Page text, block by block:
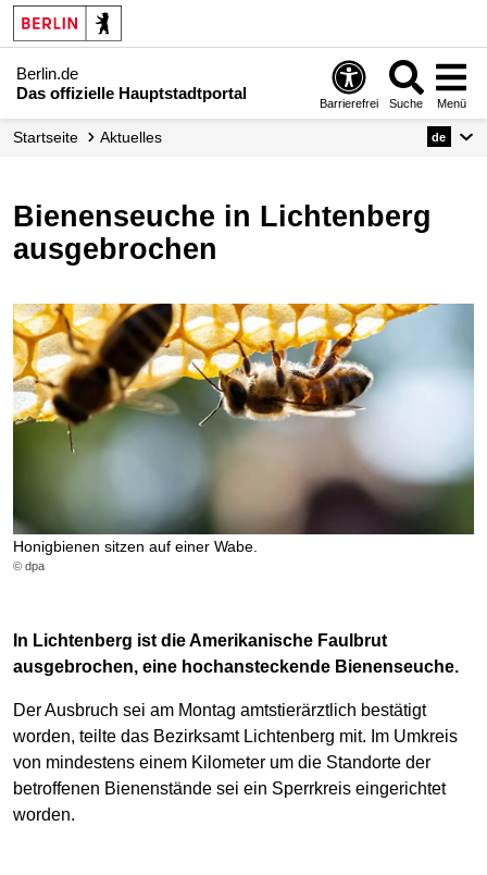
Berlin.de
Das offizielle Hauptstadtportal
Barrierefrei Suche Menü
Startseite Aktuelles de
Bienenseuche in Lichtenberg
ausgebrochen
Honigbienen sitzen auf einer Wabe.
© dpa
In Lichtenberg ist die Amerikanische Faulbrut
ausgebrochen, eine hochansteckende Bienenseuche.
Der Ausbruch sei am Montag amtstierärztlich bestätigt
worden, teilte das Bezirksamt Lichtenberg mit. Im Umkreis
von mindestens einem Kilometer um die Standorte der
betroffenen Bienenstände sei ein Sperrkreis eingerichtet
worden.